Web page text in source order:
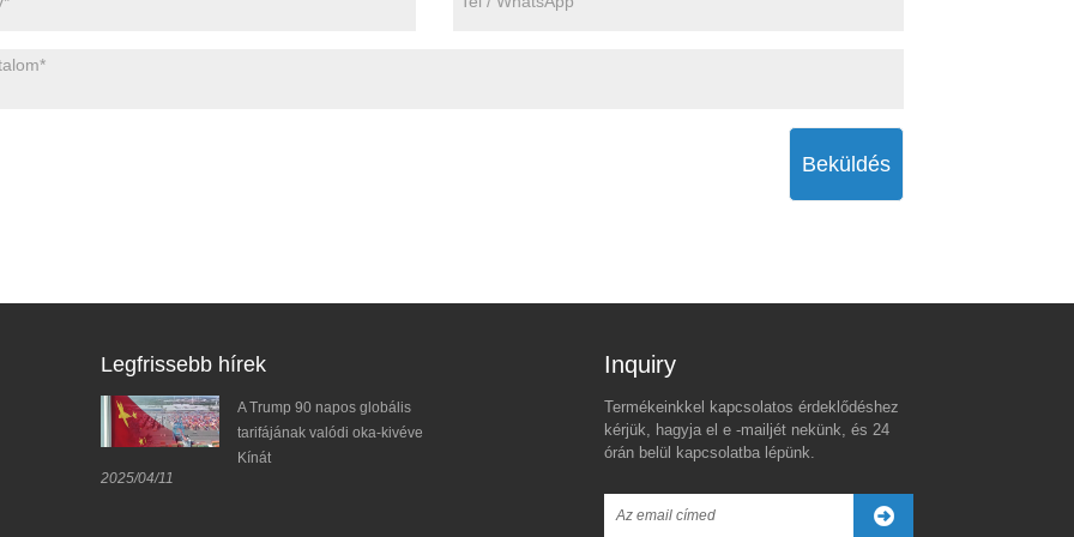
Beküldés
Legfrissebb hírek
hogy
A Trump 90 napos globális
tarifájának valódi oka-kivéve
Kínát
2025/04/11
Trump új vámtarifa
fenyegetése Kínával
szemben a globális piaci
A globális akril- és PVC
Faam Board piac: trendek,
Inquiry For Pricelist
Termékeinkkel kapcsolatos érdeklődéshez
kérjük, hagyja el e -mailjét nekünk, és 24
órán belül kapcsolatba lépünk.